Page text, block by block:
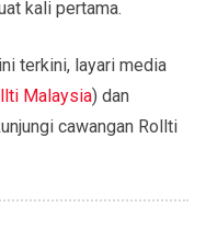
kali pertama.
terkini, layari media
Malaysia) dan
cawangan Rollti